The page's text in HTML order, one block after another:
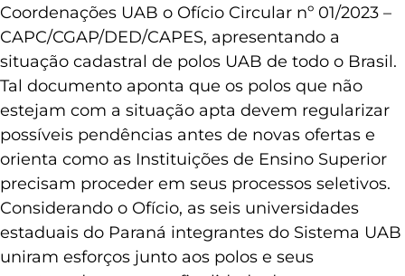
fevereiro de 2023 a Capes enviou às
Coordenações UAB o Ofício Circular nº 01/2023 –
CAPC/CGAP/DED/CAPES, apresentando a
situação cadastral de polos UAB de todo o Brasil.
Tal documento aponta que os polos que não
estejam com a situação apta devem regularizar
possíveis pendências antes de novas ofertas e
orienta como as Instituições de Ensino Superior
precisam proceder em seus processos seletivos.
Considerando o Ofício, as seis universidades
estaduais do Paraná integrantes do Sistema UAB